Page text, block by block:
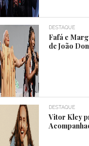
DESTAQUE
Fafá e
de João
DESTAQUE
Vitor Kley